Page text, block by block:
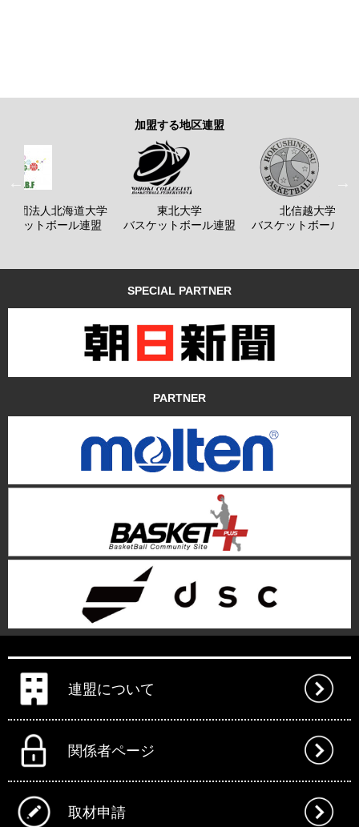
加盟する地区連盟
社団法人北海道大学
ケットボール連盟
東北大学
バスケットボール連盟
北信越大学
バスケットボール連
SPECIAL PARTNER
PARTNER
連盟について
関係者ページ
取材申請